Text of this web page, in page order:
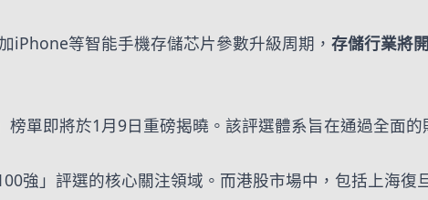
iPhone等智能手機存儲芯片參數升級周期， 存儲行業將
單即將於1月9日重磅揭曉。該評選體系旨在通過全面
強」評選的核心關注領域。而港股市場中，包括上海復